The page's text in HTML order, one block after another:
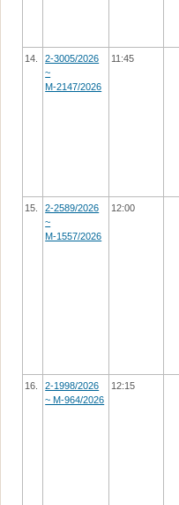
14.
2-3005/2026
~
М-2147/2026
11:45
15.
2-2589/2026
~
М-1557/2026
12:00
16.
2-1998/2026
~ М-964/2026
12:15